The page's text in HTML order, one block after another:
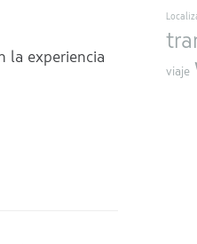
la experiencia
viaje